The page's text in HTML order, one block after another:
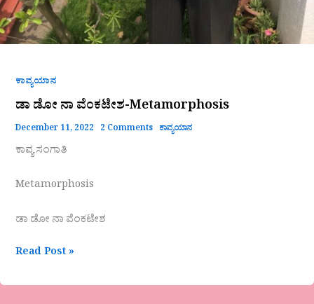
ಕಾವ್ಯಯಾನ
ಡಾ ಡೋ ನಾ ವೆಂಕಟೇಶ-Metamorphosis
December 11, 2022 2 Comments ಕಾವ್ಯಯಾನ
ಕಾವ್ಯ ಸಂಗಾತಿ
Metamorphosis
ಡಾ ಡೋ ನಾ ವೆಂಕಟೇಶ
Read Post »